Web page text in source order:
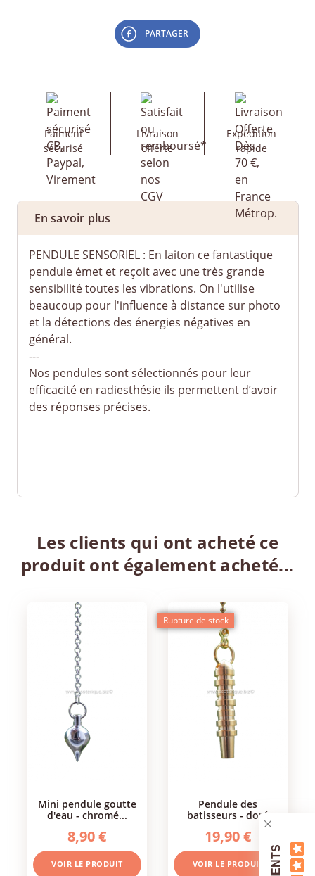
PARTAGER
Paiment
sécurisé
Livraison
offerte
Expédition
rapide
En savoir plus
PENDULE SENSORIEL : En laiton ce fantastique
pendule émet et reçoit avec une très grande
sensibilité toutes les vibrations. On l'utilise
beaucoup pour l'influence à distance sur photo
et la détections des énergies négatives en
général.
---
Nos pendules sont sélectionnés pour leur
efficacité en radiesthésie ils permettent d’avoir
des réponses précises.
Les clients qui ont acheté ce
produit ont également acheté...
mini pendule goutte
d'eau - chromé...
8,90 €
VOIR LE PRODUIT
pendule des
batisseurs - doré
19,90 €
VOIR LE PRODUIT
Rupture de stock